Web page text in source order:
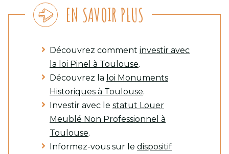
EN SAVOIR PLUS
Découvrez comment investir avec
la loi Pinel à Toulouse.
Découvrez la loi Monuments
Historiques à Toulouse.
Investir avec le statut Louer
Meublé Non Professionnel à
Toulouse.
Informez-vous sur le dispositif